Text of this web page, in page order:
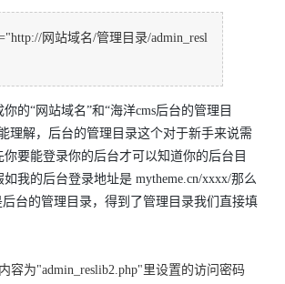
网站域名/管理目录/admin_resl
的“网站域名”和“海洋cms后台的管理目
理解，后台的管理目录这个对于新手来说需
要能登录你的后台才可以知道你的后台目
我的后台登录地址是 mytheme.cn/xxxx/那么
后台的管理目录，得到了管理目录我们直接填
容为"admin_reslib2.php"里设置的访问密码